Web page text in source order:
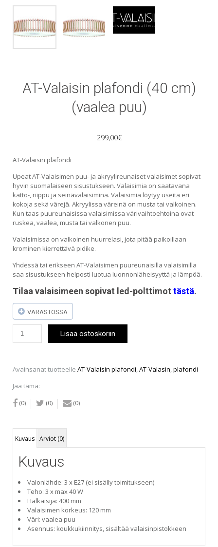
AT-Valaisin plafondi (40 cm)
(vaalea puu)
299,00€
AT-Valaisin plafondi
Upeat AT-Valaisimen puu- ja akryylireunaiset valaisimet sopivat
hyvin suomalaiseen sisustukseen. Valaisimia on saatavana
katto-, riippu ja seinävalaisimina. Valaisimia löytyy useita eri
kokoja sekä värejä. Akryylissa väreinä on musta tai valkoinen.
Kun taas puureunaisissa valaisimissa värivaihtoehtoina ovat
ruskea, vaalea, musta tai valkonen puu.
Valaisimissa on valkoinen huurrelasi, jota pitää paikoillaan
krominen kierrettävä pidike.
Yhdessä tai erikseen AT-Valaisimen puureunaisilla valaisimilla
saa sisustukseen helposti luotua luonnonläheisyyttä ja lämpöä.
Tilaa valaisimeen sopivat led-polttimottästä.
VARASTOSSA
Valaisin
cm)
puu)
Lisää ostoskoriin
Avainsanat tuotteelleAT-Valaisin plafondi,AT-Valasin,plafondi
Jaa tämä:
(0) (0) (0)
Kuvaus Arviot (0)
Kuvaus
Valonlähde: 3 x E27 (ei sisälly toimitukseen)
Teho: 3 x max 40 W
Halkaisija: 400 mm
Valaisimen korkeus: 120 mm
Väri: vaalea puu
Asennus: koukkukiinnitys, sisältää valaisinpistokkeen